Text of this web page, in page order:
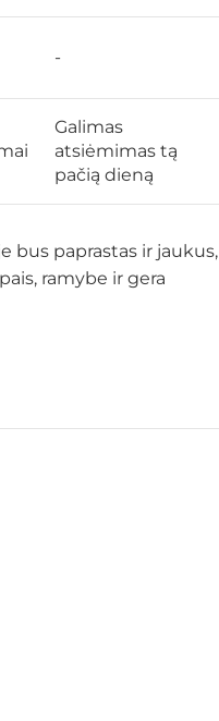
-
Galimas
atsiėmimas tą
pačią dieną
bus paprastas ir jaukus,
ramybe ir gera